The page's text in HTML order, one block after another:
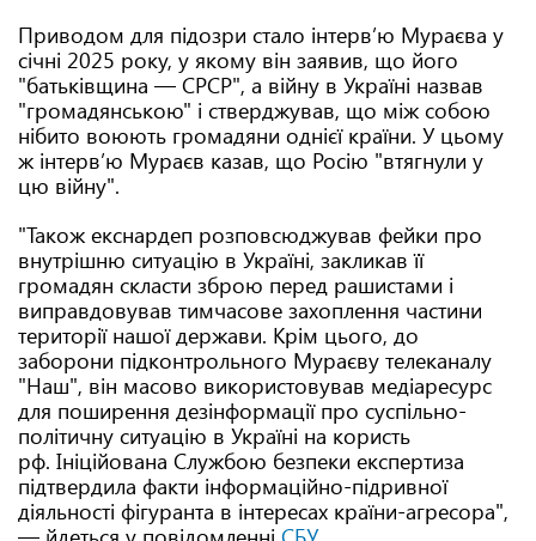
Приводом для підозри стало інтерв’ю Мураєва у
січні 2025 року, у якому він заявив, що його
"батьківщина — СРСР", а війну в Україні назвав
"громадянською" і стверджував, що між собою
нібито воюють громадяни однієї країни. У цьому
ж інтерв’ю Мураєв казав, що Росію "втягнули у
цю війну".
"Також екснардеп розповсюджував фейки про
внутрішню ситуацію в Україні, закликав її
громадян скласти зброю перед рашистами і
виправдовував тимчасове захоплення частини
території нашої держави. Крім цього, до
заборони підконтрольного Мураєву телеканалу
"Наш", він масово використовував медіаресурс
для поширення дезінформації про суспільно-
політичну ситуацію в Україні на користь
рф. Ініційована Службою безпеки експертиза
підтвердила факти інформаційно-підривної
діяльності фігуранта в інтересах країни-агресора",